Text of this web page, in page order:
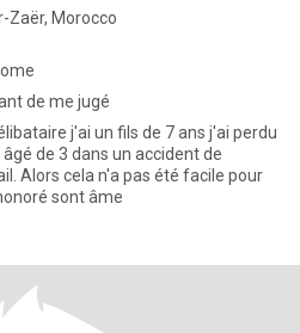
Zaër, Morocco
de me jugé
j'ai un fils de 7 ans j'ai perdu
de 3 dans un accident de
Alors cela n'a pas été facile pour
sont âme